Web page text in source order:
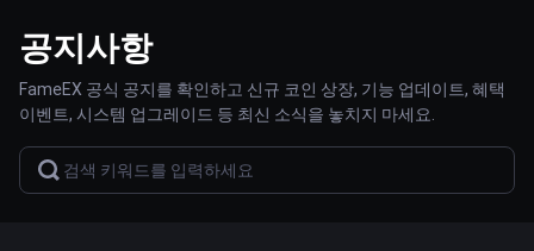
공지사항
FameEX 공식 공지를 확인하고 신규 코인 상장, 기능 업데이트, 혜택
이벤트, 시스템 업그레이드 등 최신 소식을 놓치지 마세요.